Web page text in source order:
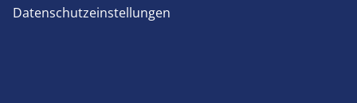
Datenschutzeinstellungen